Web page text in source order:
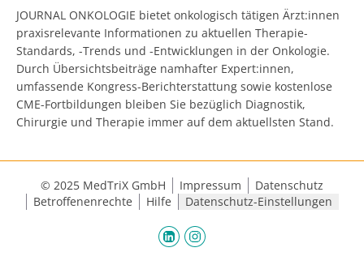
JOURNAL ONKOLOGIE bietet onkologisch tätigen Ärzt:innen
praxisrelevante Informationen zu aktuellen Therapie-
Standards, -Trends und -Entwicklungen in der Onkologie.
Durch Übersichtsbeiträge namhafter Expert:innen,
umfassende Kongress-Berichterstattung sowie kostenlose
CME-Fortbildungen bleiben Sie bezüglich Diagnostik,
Chirurgie und Therapie immer auf dem aktuellsten Stand.
© 2025 MedTriX GmbH Impressum
Datenschutz
Betroffenenrechte
Hilfe Datenschutz-Einstellungen